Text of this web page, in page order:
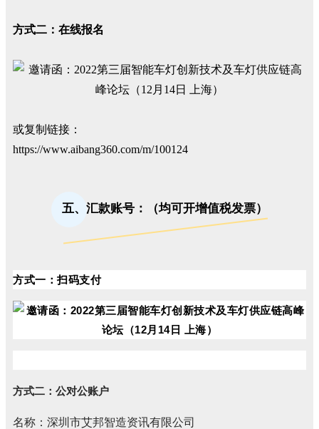
方式二：在线报名
或复制链接：
https://www.aibang360.com/m/100124
五、汇款账号：（均可开增值税发票）
方式一：扫码支付
方式二：公对公账户
名称：深圳市艾邦智造资讯有限公司